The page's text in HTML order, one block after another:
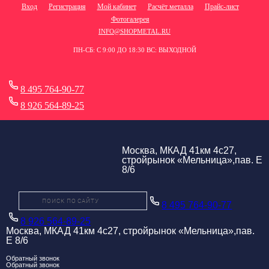
Вход Регистрация Мой кабинет Расчёт металла
Прайс-лист
Фотогалерея
INFO@SHOPMETAL.RU
ПН-СБ: С 9:00 ДО 18:30 ВС: ВЫХОДНОЙ
8 495 764-90-77
8 926 564-89-25
Москва, МКАД 41км 4с27,
стройрынок «Мельница»,пав. Е
8/6
8 495 764-90-77
8 926 564-89-25
Москва, МКАД 41км 4с27, стройрынок «Мельница»,пав.
Е 8/6
Обратный звонок
Обратный звонок